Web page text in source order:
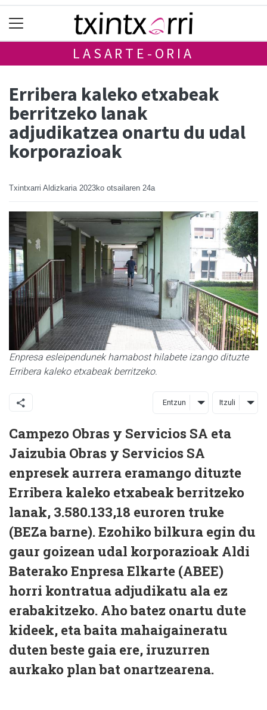
LASARTE-ORIA
Erribera kaleko etxabeak
berritzeko lanak
adjudikatzea onartu du udal
korporazioak
Txintxarri Aldizkaria 2023ko otsailaren 24a
Enpresa esleipendunek hamabost hilabete izango dituzte
Erribera kaleko etxabeak berritzeko.
Entzun Itzuli
Campezo Obras y Servicios SA eta
Jaizubia Obras y Servicios SA
enpresek aurrera eramango dituzte
Erribera kaleko etxabeak berritzeko
lanak, 3.580.133,18 euroren truke
(BEZa barne). Ezohiko bilkura egin du
gaur goizean udal korporazioak Aldi
Baterako Enpresa Elkarte (ABEE)
horri kontratua adjudikatu ala ez
erabakitzeko. Aho batez onartu dute
kideek, eta baita mahaigaineratu
duten beste gaia ere, iruzurren
aurkako plan bat onartzearena.